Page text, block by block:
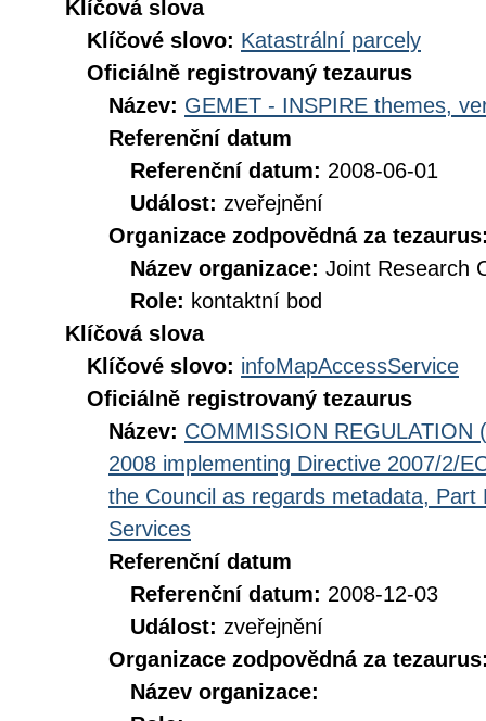
Klíčová slova
Klíčové slovo: Katastrální parcely
Oficiálně registrovaný tezaurus
Název: GEMET - INSPIRE themes,
Referenční datum
Referenční datum: 2008-06-01
Událost: zveřejnění
Organizace zodpovědná za
Název organizace: Joint Research
Role: kontaktní bod
Klíčová slova
Klíčové slovo: infoMapAccessService
Oficiálně registrovaný tezaurus
Název: COMMISSION REGULATION
2008 implementing Directive 2007/2/
the Council as regards metadata,
Services
Referenční datum
Referenční datum: 2008-12-03
Událost: zveřejnění
Organizace zodpovědná za
Název organizace: